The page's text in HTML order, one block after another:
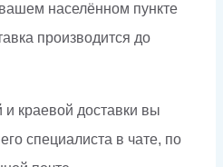
населённом пункте
производится до
краевой доставки вы
специалиста в чате, по